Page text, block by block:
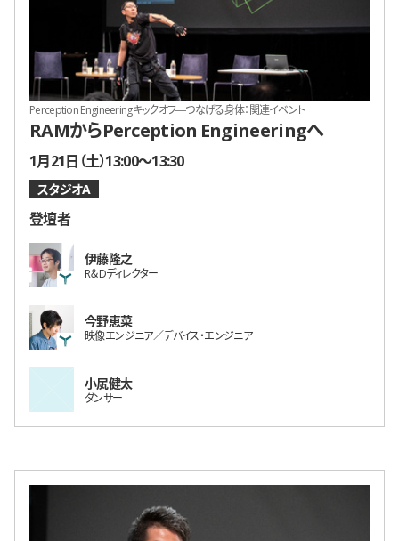
Perception Engineeringキックオフ―つなげる身体：関連イベント
RAMからPerception Engineeringへ
開催日時
1月21日（土）13:00〜13:30
スタジオA
登壇者
伊藤隆之
R＆Dディレクター
今野恵菜
映像エンジニア／デバイス・エンジニア
小㞍健太
ダンサー